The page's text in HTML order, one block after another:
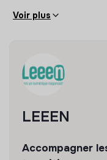
Prospects
Voir plus
LEEEN
Accompagner